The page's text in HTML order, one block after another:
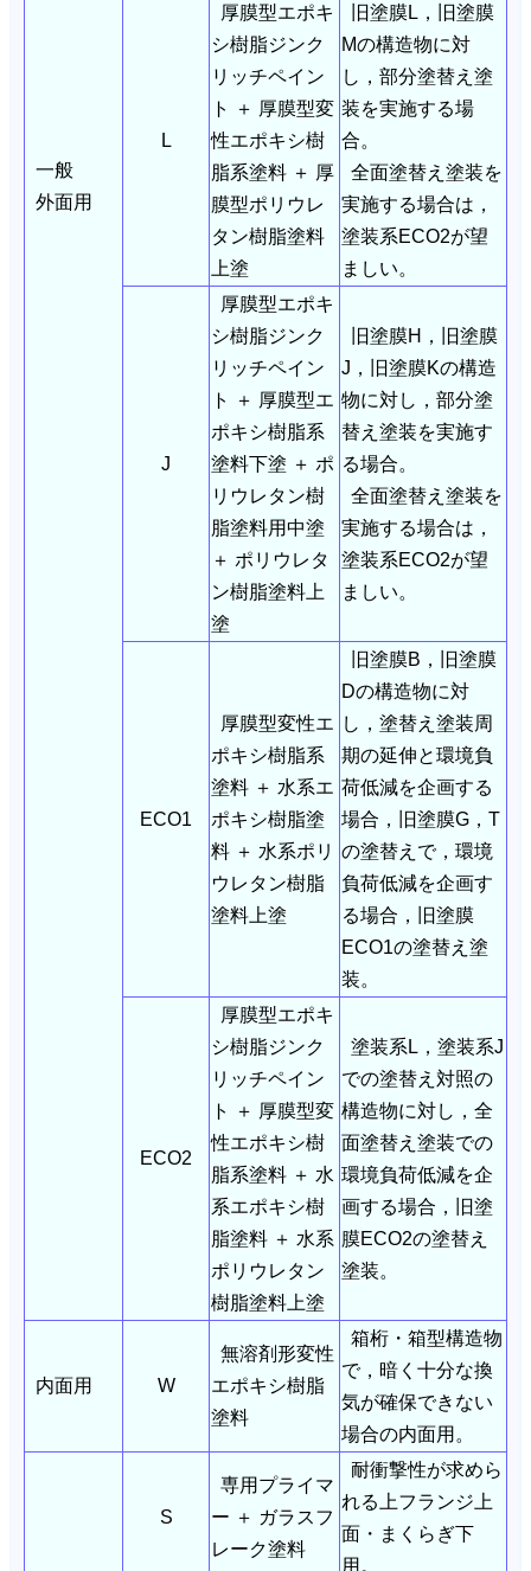
一般
外面用
L
厚膜型エポキ
シ樹脂ジンク
リッチペイン
ト ＋ 厚膜型変
性エポキシ樹
脂系塗料 ＋ 厚
膜型ポリウレ
タン樹脂塗料
上塗
旧塗膜L，旧塗膜
Mの構造物に対
し，部分塗替え塗
装を実施する場
合。
全面塗替え塗装を
実施する場合は，
塗装系ECO2が望
ましい。
J
厚膜型エポキ
シ樹脂ジンク
リッチペイン
ト ＋ 厚膜型エ
ポキシ樹脂系
塗料下塗 ＋ ポ
リウレタン樹
脂塗料用中塗
＋ ポリウレタ
ン樹脂塗料上
塗
旧塗膜H，旧塗膜
J，旧塗膜Kの構造
物に対し，部分塗
替え塗装を実施す
る場合。
全面塗替え塗装を
実施する場合は，
塗装系ECO2が望
ましい。
ECO1
厚膜型変性エ
ポキシ樹脂系
塗料 ＋ 水系エ
ポキシ樹脂塗
料 ＋ 水系ポリ
ウレタン樹脂
塗料上塗
旧塗膜B，旧塗膜
Dの構造物に対
し，塗替え塗装周
期の延伸と環境負
荷低減を企画する
場合，旧塗膜G，T
の塗替えで，環境
負荷低減を企画す
る場合，旧塗膜
ECO1の塗替え塗
装。
ECO2
厚膜型エポキ
シ樹脂ジンク
リッチペイン
ト ＋ 厚膜型変
性エポキシ樹
脂系塗料 ＋ 水
系エポキシ樹
脂塗料 ＋ 水系
ポリウレタン
樹脂塗料上塗
塗装系L，塗装系J
での塗替え対照の
構造物に対し，全
面塗替え塗装での
環境負荷低減を企
画する場合，旧塗
膜ECO2の塗替え
塗装。
内面用 W
無溶剤形変性
エポキシ樹脂
塗料
箱桁・箱型構造物
で，暗く十分な換
気が確保できない
場合の内面用。
S
専用プライマ
ー ＋ ガラスフ
レーク塗料
耐衝撃性が求めら
れる上フランジ上
面・まくらぎ下
用。